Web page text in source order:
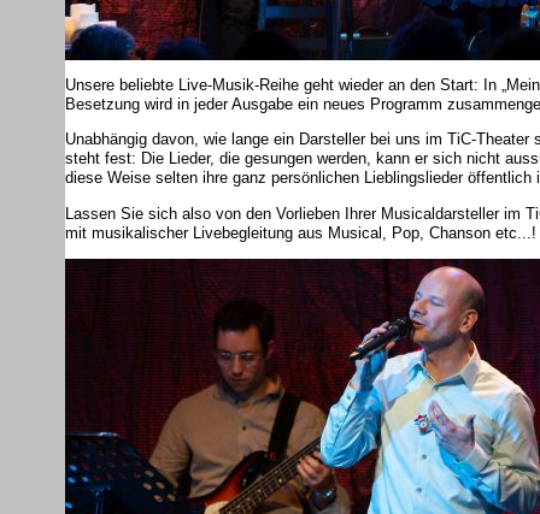
Unsere beliebte Live-Musik-Reihe geht wieder an den Start: In
Besetzung wird in jeder Ausgabe ein neues Programm
Unabhängig davon, wie lange ein Darsteller bei uns im TiC-
steht fest: Die Lieder, die gesungen werden, kann er sich nicht
diese Weise selten ihre ganz persönlichen Lieblingslieder
Lassen Sie sich also von den Vorlieben Ihrer Musicaldarsteller im
mit musikalischer Livebegleitung aus Musical, Pop, Chanson